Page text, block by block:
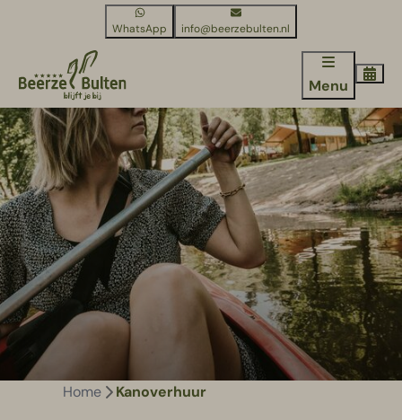
WhatsApp info@beerzebulten.nl
Menu
Home Kanoverhuur